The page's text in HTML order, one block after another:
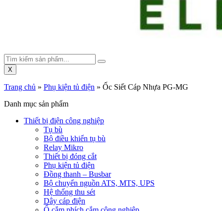
X
Trang chủ » Phụ kiện tủ điện » Ốc Siết Cáp Nhựa PG-MG
Danh mục sản phẩm
Thiết bị điện công nghiệp
Tụ bù
Bộ điều khiển tụ bù
Relay Mikro
Thiết bị đóng cắt
Phụ kiện tủ điện
Đồng thanh – Busbar
Bộ chuyển nguồn ATS, MTS, UPS
Hệ thống thu sét
Dây cáp điện